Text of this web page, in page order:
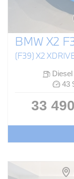
BMW X2
(F39) X2
Diesel
43
33